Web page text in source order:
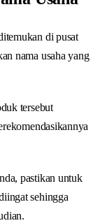
di pusat
nama usaha yang
tersebut
pastikan untuk
sehingga